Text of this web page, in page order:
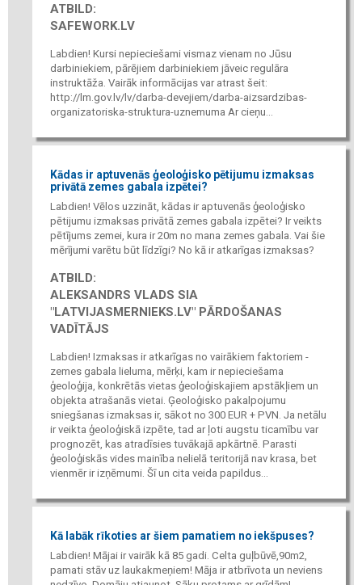
ATBILD:
SAFEWORK.LV
Labdien! Kursi nepieciešami vismaz vienam no Jūsu
darbiniekiem, pārējiem darbiniekiem jāveic regulāra
instruktāža. Vairāk informācijas var atrast šeit:
http://lm.gov.lv/lv/darba-devejiem/darba-aizsardzibas-
organizatoriska-struktura-uznemuma Ar cieņu...
Kādas ir aptuvenās ģeoloģisko pētijumu izmaksas
privātā zemes gabala izpētei?
Labdien! Vēlos uzzināt, kādas ir aptuvenās ģeoloģisko
pētijumu izmaksas privātā zemes gabala izpētei? Ir veikts
pētījums zemei, kura ir 20m no mana zemes gabala. Vai šie
mērījumi varētu būt līdzīgi? No kā ir atkarīgas izmaksas?
ATBILD:
ALEKSANDRS VLADS SIA
"LATVIJASMERNIEKS.LV" PĀRDOŠANAS
VADĪTĀJS
Labdien! Izmaksas ir atkarīgas no vairākiem faktoriem -
zemes gabala lieluma, mērķi, kam ir nepieciešama
ģeoloģija, konkrētās vietas ģeoloģiskajiem apstākļiem un
objekta atrašanās vietai. Ģeoloģisko pakalpojumu
sniegšanas izmaksas ir, sākot no 300 EUR + PVN. Ja netālu
ir veikta ģeoloģiskā izpēte, tad ar ļoti augstu ticamību var
prognozēt, kas atradīsies tuvākajā apkārtnē. Parasti
ģeoloģiskās vides mainība nelielā teritorijā nav krasa, bet
vienmēr ir izņēmumi. Šī un cita veida papildus...
Kā labāk rīkoties ar šiem pamatiem no iekšpuses?
Labdien! Mājai ir vairāk kā 85 gadi. Celta guļbūvē,90m2,
pamati stāv uz laukakmeņiem! Māja ir atbrīvota un neviens